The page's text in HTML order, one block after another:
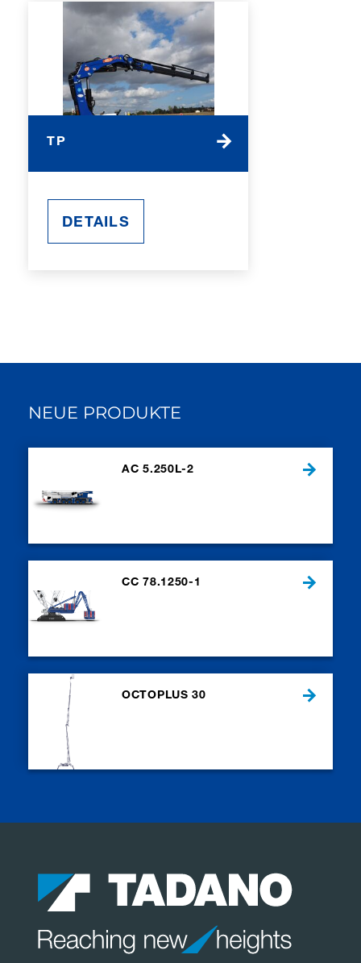
TP
DETAILS
NEUE PRODUKTE
AC 5.250L-2
CC 78.1250-1
OCTOPLUS 30